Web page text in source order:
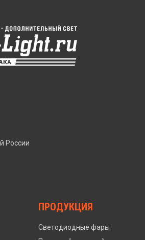
России
ПРОДУКЦИЯ
Светодиодные фары